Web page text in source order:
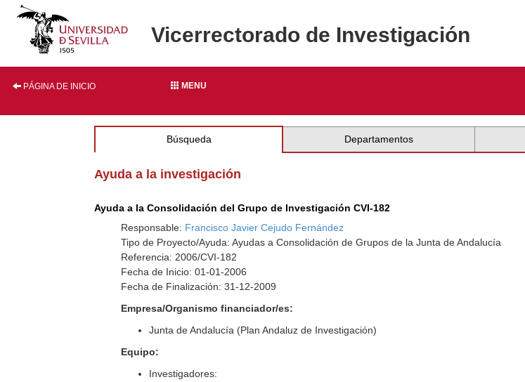
Vicerrectorado de Investigación
PÁGINA DE INICIO MENU
Búsqueda Departamentos
Ayuda a la investigación
Ayuda a la Consolidación del Grupo de Investigación CVI-182
Responsable: Francisco Javier Cejudo Fernández
Tipo de Proyecto/Ayuda: Ayudas a Consolidación de Grupos de la Junta de Andalucía
Referencia: 2006/CVI-182
Fecha de Inicio: 01-01-2006
Fecha de Finalización: 31-12-2009
Empresa/Organismo financiador/es:
Junta de Andalucía (Plan Andaluz de Investigación)
Equipo:
Investigadores: